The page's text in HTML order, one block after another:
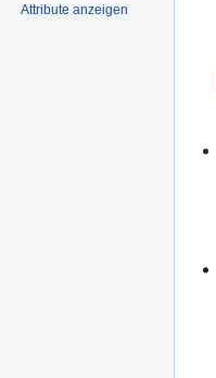
Attribute anzeigen